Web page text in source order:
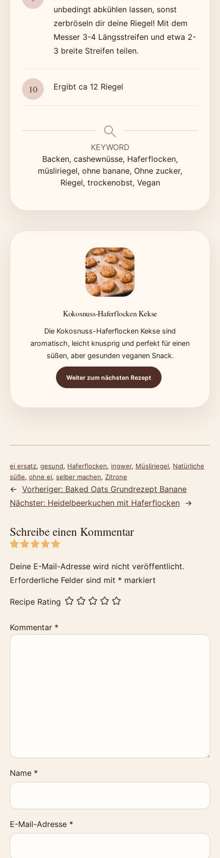
unbedingt abkühlen lassen, sonst
zerbröseln dir deine Riegel! Mit dem
Messer 3-4 Längsstreifen und etwa 2-
3 breite Streifen teilen.
Ergibt ca 12 Riegel
KEYWORD
Backen, cashewnüsse, Haferflocken,
müsliriegel, ohne banane, Ohne zucker,
Riegel, trockenobst, Vegan
Kokosnuss-Haferflocken Kekse
Die Kokosnuss-Haferflocken Kekse sind
aromatisch, leicht knusprig und perfekt für einen
süßen, aber gesunden veganen Snack.
Weiter zum nächsten Rezept
ei ersatz, gesund, Haferflocken, ingwer, Müsliriegel, Natürliche
süße, ohne ei, selber machen, Zitrone
← Vorheriger: Baked Oats Grundrezept Banane
Nächster: Heidelbeerkuchen mit Haferflocken →
Schreibe einen Kommentar
Deine E-Mail-Adresse wird nicht veröffentlicht.
Erforderliche Felder sind mit * markiert
Recipe Rating
Kommentar *
Name *
E-Mail-Adresse *